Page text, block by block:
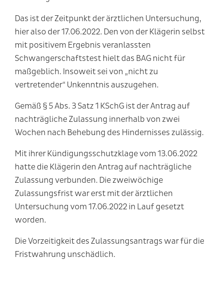
Das ist der Zeitpunkt der ärztlichen Untersuchung,
hier also der 17.06.2022. Den von der Klägerin selbst
mit positivem Ergebnis veranlassten
Schwangerschaftstest hielt das BAG nicht für
maßgeblich. Insoweit sei von „nicht zu
vertretender“ Unkenntnis auszugehen.
Gemäß § 5 Abs. 3 Satz 1 KSchG ist der Antrag auf
nachträgliche Zulassung innerhalb von zwei
Wochen nach Behebung des Hindernisses zulässig.
Mit ihrer Kündigungsschutzklage vom 13.06.2022
hatte die Klägerin den Antrag auf nachträgliche
Zulassung verbunden. Die zweiwöchige
Zulassungsfrist war erst mit der ärztlichen
Untersuchung vom 17.06.2022 in Lauf gesetzt
worden.
Die Vorzeitigkeit des Zulassungsantrags war für die
Fristwahrung unschädlich.